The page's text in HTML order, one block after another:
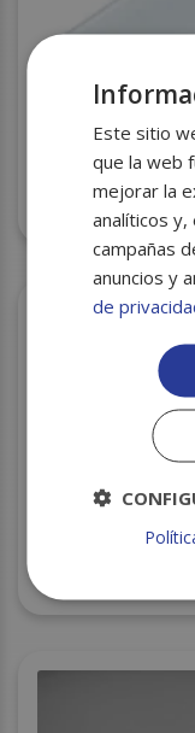
BANDEJA
BANDEJA
Este sitio
que la web
mejorar la
analíticos y,
campañas
anuncios y
de